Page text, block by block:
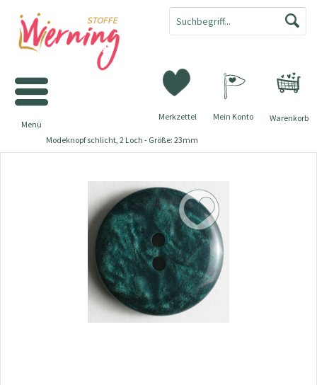
Warenkorb
Merkzettel Mein Konto
Menü
Modeknopf schlicht, 2 Loch - Größe: 23mm